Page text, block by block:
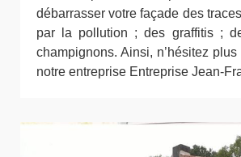
débarrasser votre façade des
par la pollution ; des graffitis ;
champignons. Ainsi, n’hésitez
notre entreprise Entreprise Jean-